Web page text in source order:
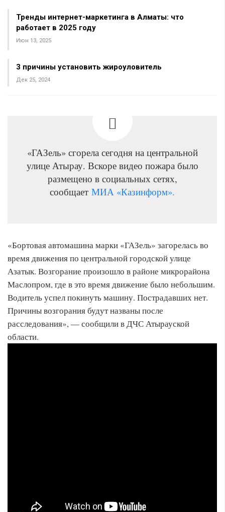
Тренды интернет-маркетинга в Алматы: что
работает в 2025 году
Июн 13, 2025
3 причины установить жироуловитель
Дек 25, 2024
«ГАЗель» сгорела сегодня на центральной
улице Атырау. Вскоре видео пожара было
размещено в социальных сетях,
сообщает МИА «Казинформ».
«Бортовая автомашина марки «ГАЗель» загорелась во
время движения по центральной городской улице
Азатык. Возгорание произошло в районе микрорайона
Маслопром, где в это время движение было небольшим.
Водитель успел покинуть машину. Пострадавших нет.
Причины возгорания будут названы после
расследования», — сообщили в ДЧС Атырауской
области.